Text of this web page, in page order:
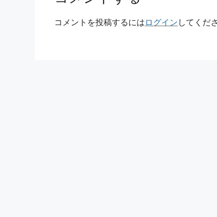
コメントを投稿するには ログイン してくだ